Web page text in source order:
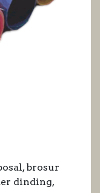
brosur
dinding,